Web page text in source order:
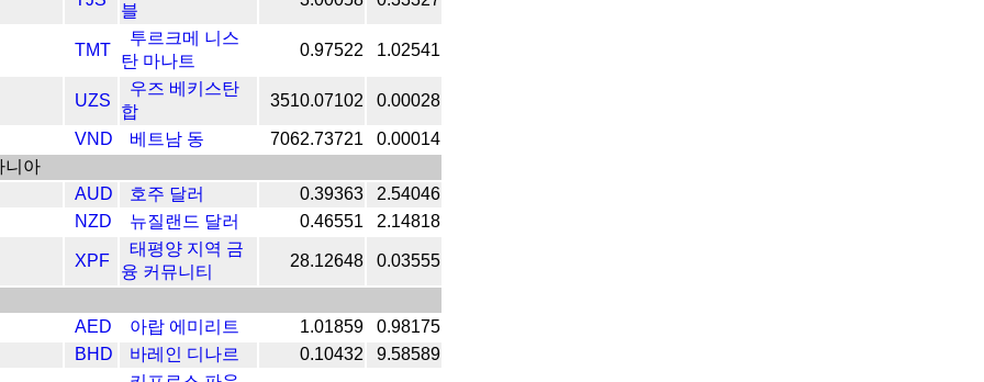
블
TMT
투르크메 니스
탄 마나트
0.97522 1.02541
UZS
우즈 베키스탄
합
3510.07102 0.00028
VND 베트남 동 7062.73721
0.00014
니아
AUD
호주 달러 0.39363
2.54046
NZD
뉴질랜드 달러 0.46551 2.14818
XPF
태평양 지역 금
융 커뮤니티
28.12648 0.03555
AED 아랍 에미리트 1.01859
0.98175
BHD
바레인 디나르 0.10432
9.58589